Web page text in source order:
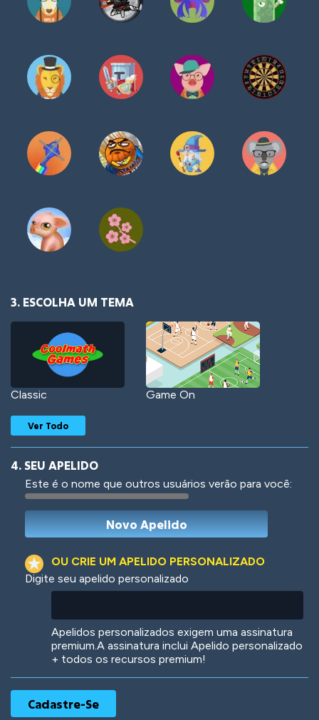
3. ESCOLHA UM TEMA
Classic Game On
Woof Jungle Cats
Ver Todo
4. SEU APELIDO
Este é o nome que outros usuários verão para você:
OU CRIE UM APELIDO PERSONALIZADO
Digite seu apelido personalizado
Apelidos personalizados exigem uma assinatura
premium.A assinatura inclui Apelido personalizado
+ todos os recursos premium!